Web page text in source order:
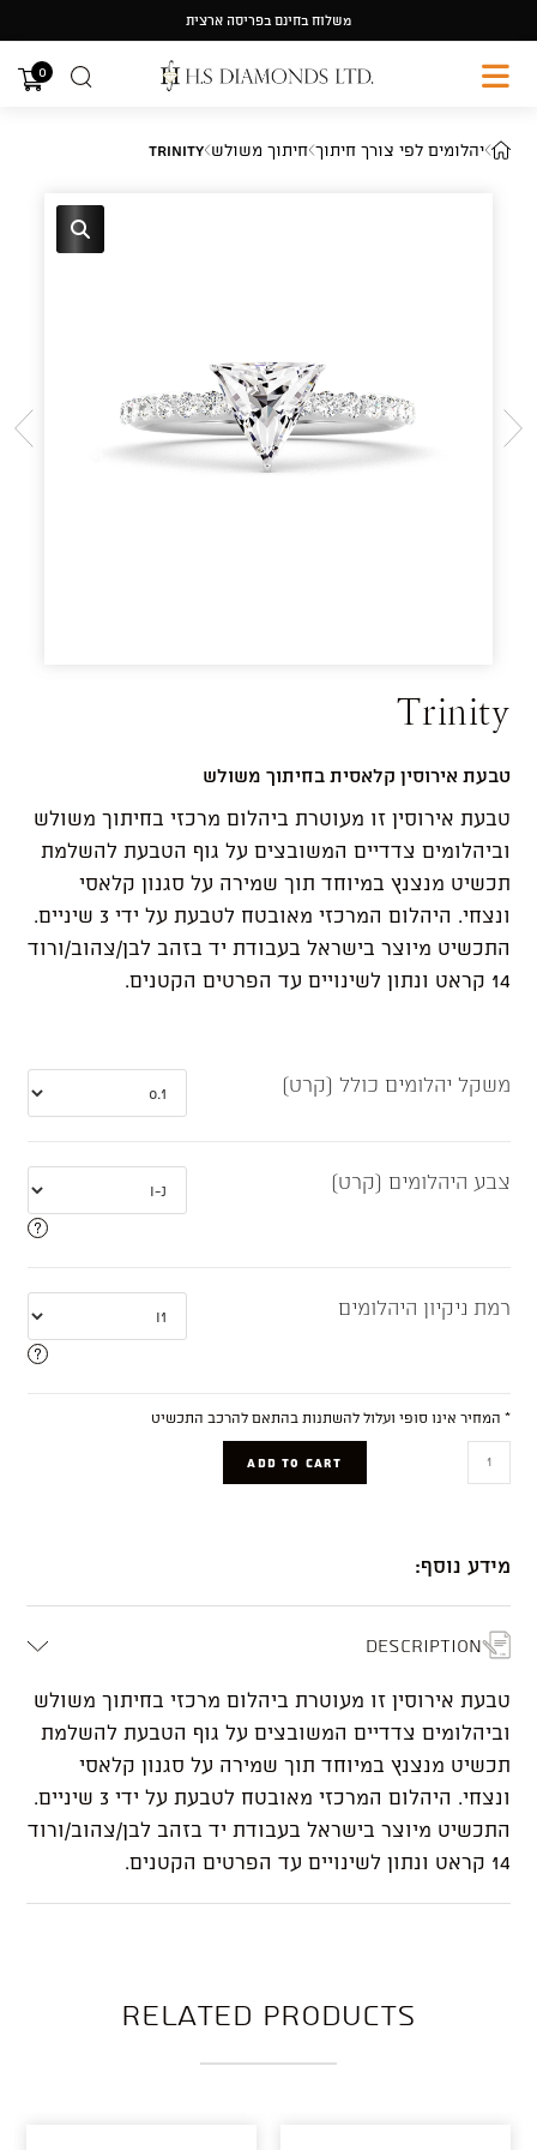
content
משלוח בחינם בפריסה ארצית
0
יהלומים לפי צורך חיתוך חיתוך משולש Trinity
Trinity
טבעת אירוסין קלאסית בחיתוך משולש
טבעת אירוסין זו מעוטרת ביהלום מרכזי בחיתוך משולש
וביהלומים צדדיים המשובצים על גוף הטבעת להשלמת
תכשיט מנצנץ במיוחד תוך שמירה על סגנון קלאסי
ונצחי. היהלום המרכזי מאובטח לטבעת על ידי 3 שיניים.
התכשיט מיוצר בישראל בעבודת יד בזהב לבן/צהוב/ורוד
14 קראט ונתון לשינויים עד הפרטים הקטנים.
משקל יהלומים כולל (קרט)
צבע היהלומים (קרט)
רמת ניקיון היהלומים
* המחיר אינו סופי ועלול להשתנות בהתאם להרכב התכשיט
ADD TO CART
מידע נוסף:
Description
טבעת אירוסין זו מעוטרת ביהלום מרכזי בחיתוך משולש
וביהלומים צדדיים המשובצים על גוף הטבעת להשלמת
תכשיט מנצנץ במיוחד תוך שמירה על סגנון קלאסי
ונצחי. היהלום המרכזי מאובטח לטבעת על ידי 3 שיניים.
התכשיט מיוצר בישראל בעבודת יד בזהב לבן/צהוב/ורוד
14 קראט ונתון לשינויים עד הפרטים הקטנים.
Related products